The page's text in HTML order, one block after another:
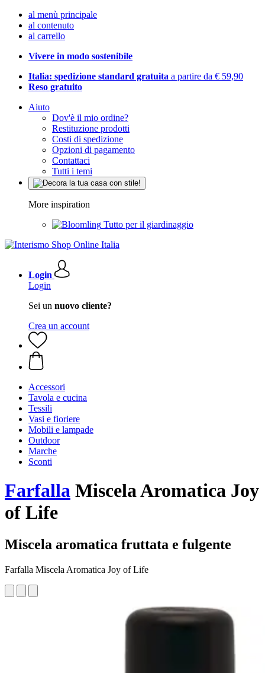
al menù principale
al contenuto
al carrello
Vivere in modo sostenibile
Italia: spedizione standard gratuita a partire da € 59,90
Reso gratuito
Aiuto
Dov'è il mio ordine?
Restituzione prodotti
Costi di spedizione
Opzioni di pagamento
Contattaci
Tutti i temi
More inspiration
Tutto per il giardinaggio
Login
Login
Sei un nuovo cliente?
Crea un account
Accessori
Tavola e cucina
Tessili
Vasi e fioriere
Mobili e lampade
Outdoor
Marche
Sconti
Farfalla Miscela Aromatica Joy
of Life
Miscela aromatica fruttata e fulgente
Farfalla Miscela Aromatica Joy of Life